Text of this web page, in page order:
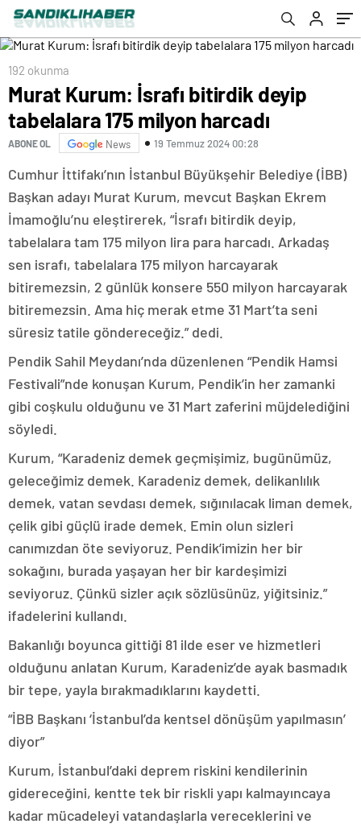
192 okunma
Murat Kurum: İsrafı bitirdik deyip
tabelalara 175 milyon harcadı
ABONE OL News 19 Temmuz 2024 00:28
Cumhur İttifakı’nın İstanbul Büyükşehir Belediye (İBB)
Başkan adayı Murat Kurum, mevcut Başkan Ekrem
İmamoğlu’nu eleştirerek, “İsrafı bitirdik deyip,
tabelalara tam 175 milyon lira para harcadı. Arkadaş
sen israfı, tabelalara 175 milyon harcayarak
bitiremezsin, 2 günlük konsere 550 milyon harcayarak
bitiremezsin. Ama hiç merak etme 31 Mart’ta seni
süresiz tatile göndereceğiz.” dedi.
Pendik Sahil Meydanı’nda düzenlenen “Pendik Hamsi
Festivali”nde konuşan Kurum, Pendik’in her zamanki
gibi coşkulu olduğunu ve 31 Mart zaferini müjdelediğini
söyledi.
Kurum, “Karadeniz demek geçmişimiz, bugünümüz,
geleceğimiz demek. Karadeniz demek, delikanlılık
demek, vatan sevdası demek, sığınılacak liman demek,
çelik gibi güçlü irade demek. Emin olun sizleri
canımızdan öte seviyoruz. Pendik’imizin her bir
sokağını, burada yaşayan her bir kardeşimizi
seviyoruz. Çünkü sizler açık sözlüsünüz, yiğitsiniz.”
ifadelerini kullandı.
Bakanlığı boyunca gittiği 81 ilde eser ve hizmetleri
olduğunu anlatan Kurum, Karadeniz’de ayak basmadık
bir tepe, yayla bırakmadıklarını kaydetti.
“İBB Başkanı ‘İstanbul’da kentsel dönüşüm yapılmasın’
diyor”
Kurum, İstanbul’daki deprem riskini kendilerinin
gidereceğini, kentte tek bir riskli yapı kalmayıncaya
kadar mücadeleyi vatandaşlarla vereceklerini ve